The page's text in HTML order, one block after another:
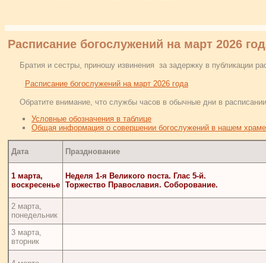
Расписание богослужений на март 2026
Братия и сестры, приношу извинения за задержку в публикации
Расписание богослужений на март 2026 года
Обратите внимание, что службы часов в обычные дни в
Условные обозначения в таблице
Общая информация о совершении богослужений в нашем храме
Дата Празднование
1 марта,
воскресенье
Неделя 1-я Великого поста. Глас 5-й.
Торжество Православия.Соборование.
2 марта,
понедельник
3 марта,
вторник